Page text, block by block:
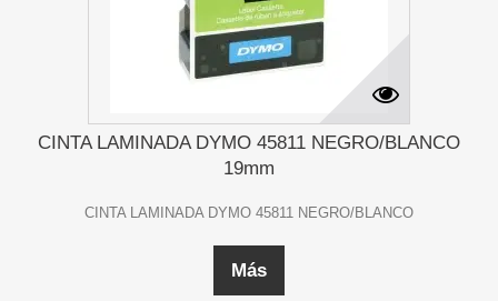
CINTA LAMINADA DYMO 45811 NEGRO/BLANCO
19mm
CINTA LAMINADA DYMO 45811 NEGRO/BLANCO
Más